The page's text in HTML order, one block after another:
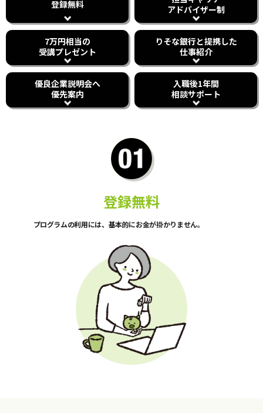
登録無料
アドバイザー制
7万円相当の
受講プレゼント
りそな銀行と提携した
仕事紹介
優良企業説明会へ
優先案内
入職後1年間
相談サポート
登録無料
プログラムの利用には、基本的にお金が掛かりません。